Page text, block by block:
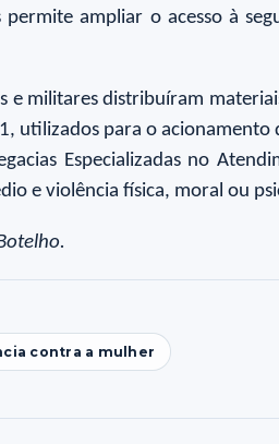
ampliar o acesso à
e militares distribuíram
utilizados para o
Especializadas no
e violência física, moral ou
contra a mulher